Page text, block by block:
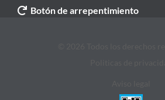
Botón de arrepentimiento